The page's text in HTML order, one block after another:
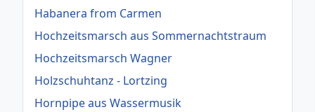
Habanera from Carmen
Hochzeitsmarsch aus Sommernachtstraum
Hochzeitsmarsch Wagner
Holzschuhtanz - Lortzing
Hornpipe aus Wassermusik